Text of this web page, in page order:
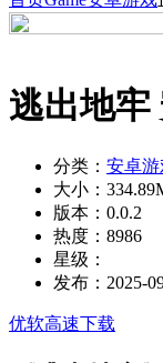
逃出地牢
分类： 安卓游
大小：
版本： 0.0.2
热度： 8986
星级：
发布： 2025-
优软高速下载